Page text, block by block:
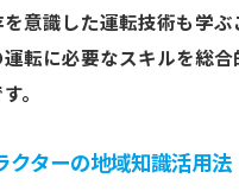
を意識した運転技術も学
転に必要なスキルを総合
。
クターの地域知識活用法